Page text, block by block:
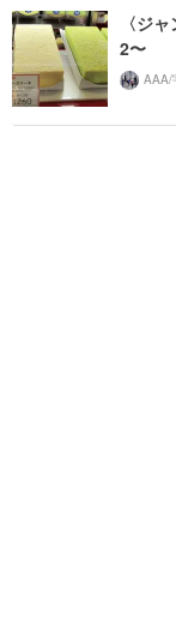
〈ジ
2〜